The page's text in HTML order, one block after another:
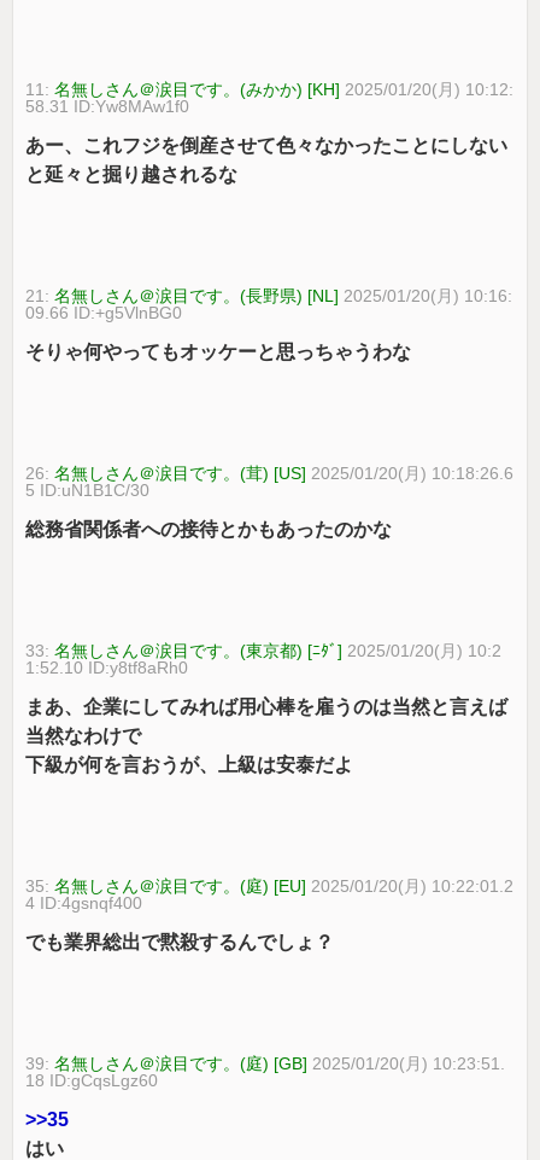
11:名無しさん＠涙目です。(みかか) [KH] 2025/01/20(月) 10:12:
58.31 ID:Yw8MAw1f0
あー、これフジを倒産させて色々なかったことにしない
と延々と掘り越されるな
21:名無しさん＠涙目です。(長野県) [NL] 2025/01/20(月) 10:16:
09.66 ID:+g5VlnBG0
そりゃ何やってもオッケーと思っちゃうわな
26:名無しさん＠涙目です。(茸) [US] 2025/01/20(月) 10:18:26.6
5 ID:uN1B1C/30
総務省関係者への接待とかもあったのかな
33:名無しさん＠涙目です。(東京都) [ﾆﾀﾞ] 2025/01/20(月) 10:2
1:52.10 ID:y8tf8aRh0
まあ、企業にしてみれば用心棒を雇うのは当然と言えば
当然なわけで
下級が何を言おうが、上級は安泰だよ
35:名無しさん＠涙目です。(庭) [EU] 2025/01/20(月) 10:22:01.2
4 ID:4gsnqf400
でも業界総出で黙殺するんでしょ？
39:名無しさん＠涙目です。(庭) [GB] 2025/01/20(月) 10:23:51.
18 ID:gCqsLgz60
>>35
はい